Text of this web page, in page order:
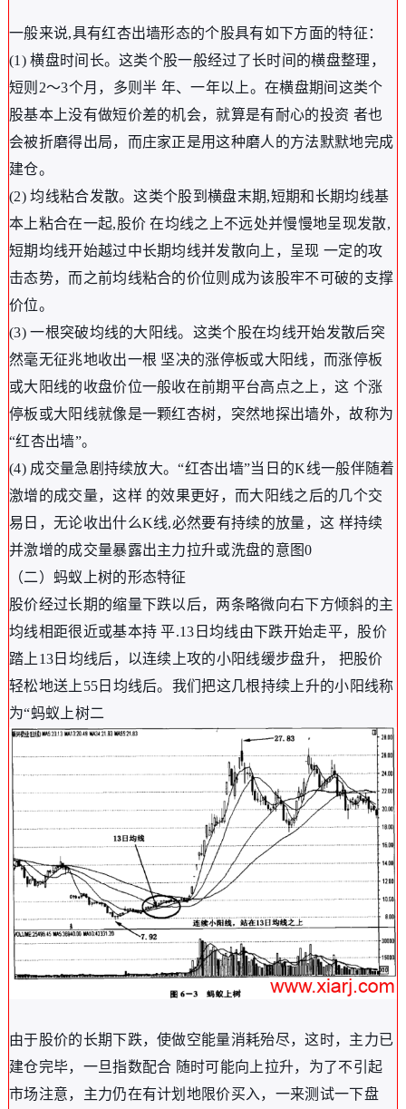
一般来说,具有红杏出墙形态的个股具有如下方面的特征：
(1) 横盘时间长。这类个股一般经过了长时间的横盘整理，
短则2〜3个月，多则半 年、一年以上。在横盘期间这类个
股基本上没有做短价差的机会，就算是有耐心的投资 者也
会被折磨得出局，而庄家正是用这种磨人的方法默默地完成
建仓。
(2) 均线粘合发散。这类个股到横盘末期,短期和长期均线基
本上粘合在一起,股价 在均线之上不远处并慢慢地呈现发散,
短期均线开始越过中长期均线并发散向上，呈现 一定的攻
击态势，而之前均线粘合的价位则成为该股牢不可破的支撑
价位。
(3) 一根突破均线的大阳线。这类个股在均线开始发散后突
然毫无征兆地收出一根 坚决的涨停板或大阳线，而涨停板
或大阳线的收盘价位一般收在前期平台高点之上，这 个涨
停板或大阳线就像是一颗红杏树，突然地探出墙外，故称为
“红杏出墙”。
(4) 成交量急剧持续放大。“红杏出墙”当日的K线一般伴随着
激增的成交量，这样 的效果更好，而大阳线之后的几个交
易日，无论收出什么K线,必然要有持续的放量，这 样持续
并激增的成交量暴露出主力拉升或洗盘的意图0
（二）蚂蚁上树的形态特征
股价经过长期的缩量下跌以后，两条略微向右下方倾斜的主
均线相距很近或基本持 平.13日均线由下跌开始走平，股价
踏上13日均线后，以连续上攻的小阳线缓步盘升， 把股价
轻松地送上55日均线后。我们把这几根持续上升的小阳线称
为“蚂蚁上树二
由于股价的长期下跌，使做空能量消耗殆尽，这时，主力已
建仓完毕，一旦指数配合 随时可能向上拉升，为了不引起
市场注意，主力仍在有计划地限价买入，一来测试一下盘